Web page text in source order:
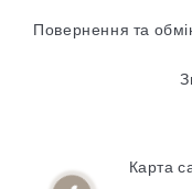
Повернення та
Карта